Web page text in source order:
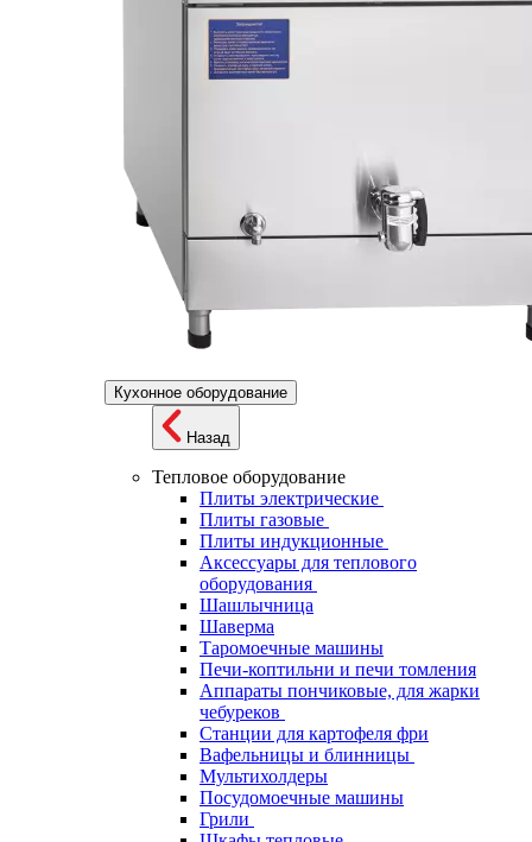
Кухонное оборудование
Назад
Тепловое оборудование
Плиты электрические
Плиты газовые
Плиты индукционные
Аксессуары для теплового
оборудования
Шашлычница
Шаверма
Таромоечные машины
Печи-коптильни и печи томления
Аппараты пончиковые, для жарки
чебуреков
Станции для картофеля фри
Вафельницы и блинницы
Мультихолдеры
Посудомоечные машины
Грили